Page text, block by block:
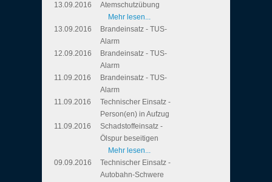
13.09.2016
Atemschutzübung
Mehr lesen...
13.09.2016
Brandeinsatz - TUS-
Alarm
12.09.2016
Brandeinsatz - TUS-
Alarm
11.09.2016
Brandeinsatz - TUS-
Alarm
11.09.2016
Technischer Einsatz -
Person(en) in Aufzug
11.09.2016
Schadstoffeinsatz -
Ölspur beseitigen
Mehr lesen...
09.09.2016
Technischer Einsatz -
Autobahn-Schwere